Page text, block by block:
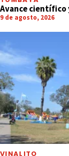
Avance científico
9 de agosto, 2026
VINALITO